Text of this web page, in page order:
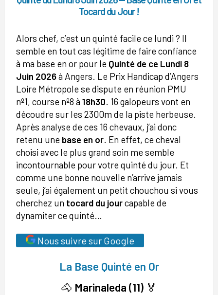
Tocard du Jour !
Alors chef, c’est un quinté facile ce lundi ? Il
semble en tout cas légitime de faire confiance
à ma base en or pour le Quinté de ce Lundi 8
Juin 2026à Angers. Le Prix Handicap d’Angers
Loire Métropole se dispute en réunion PMU
nº1, course nº8 à 18h30. 16 galopeurs vont en
découdre sur les 2300m de la piste herbeuse.
Après analyse de ces 16 chevaux, j’ai donc
retenu une base en or. En effet, ce cheval
choisi avec le plus grand soin me semble
incontournable pour votre quinté du jour. Et
comme une bonne nouvelle n’arrive jamais
seule, j’ai également un petit chouchou si vous
cherchez un tocard du jourcapable de
dynamiter ce quinté…
Nous suivre sur Google
La Base Quinté en Or
🐴 Marinaleda (11) 🏅